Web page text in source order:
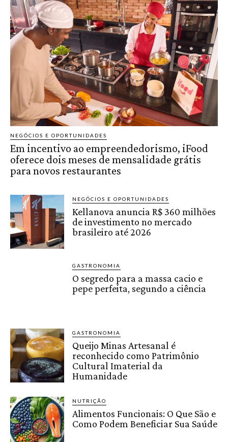
NEGÓCIOS E OPORTUNIDADES
Em incentivo ao empreendedorismo, iFood
oferece dois meses de mensalidade grátis
para novos restaurantes
NEGÓCIOS E OPORTUNIDADES
Kellanova anuncia R$ 360 milhões
de investimento no mercado
brasileiro até 2026
GASTRONOMIA
O segredo para a massa cacio e
pepe perfeita, segundo a ciência
GASTRONOMIA
Queijo Minas Artesanal é
reconhecido como Patrimônio
Cultural Imaterial da
Humanidade
NUTRIÇÃO
Alimentos Funcionais: O Que São e
Como Podem Beneficiar Sua Saúde